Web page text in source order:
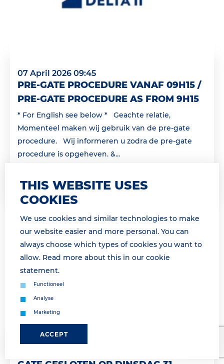
07 April 2026 09:45
PRE-GATE PROCEDURE VANAF 09H15 /
PRE-GATE PROCEDURE AS FROM 9H15
* For English see below * Geachte relatie,
Momenteel maken wij gebruik van de pre-gate
procedure. Wij informeren u zodra de pre-gate
procedure is opgeheven. &...
Lees meer
THIS WEBSITE USES
COOKIES
We use cookies and similar technologies to make
our website easier and more personal. You can
always choose which types of cookies you want to
allow. Read more about this in our cookie
statement.
Functioneel
Analyse
Marketing
ACCEPT